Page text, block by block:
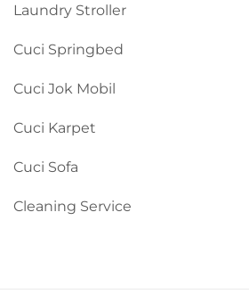
Laundry Stroller
Cuci Springbed
Cuci Jok Mobil
Cuci Karpet
Cuci Sofa
Cleaning Service